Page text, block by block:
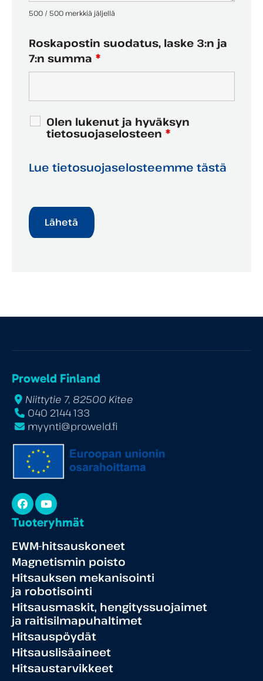
500 / 500 merkkiä jäljellä
Roskapostin suodatus, laske 3:n ja
7:n summa *
Olen lukenut ja hyväksyn
tietosuojaselosteen *
Lue tietosuojaselosteemme tästä
Proweld Finland
Niittytie 7, 82500 Kitee
040 2144 133
myynti@proweld.fi
Facebook
YouTube
Tuoteryhmät
EWM-hitsauskoneet
Magnetismin poisto
Hitsauksen mekanisointi
ja robotisointi
Hitsausmaskit, hengityssuojaimet
ja raitisilmapuhaltimet
Hitsauspöydät
Hitsauslisäaineet
Hitsaustarvikkeet